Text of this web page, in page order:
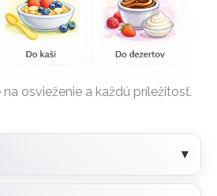
osvieženie a každú príležitosť.